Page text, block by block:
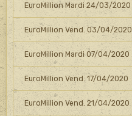
EuroMillion Mardi 24/03/2020
EuroMillion Vend. 03/04/2020
EuroMillion Mardi 07/04/2020
EuroMillion Vend. 17/04/2020
EuroMillion Vend. 21/04/2020